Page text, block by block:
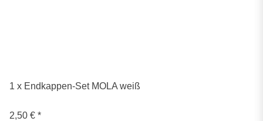
1 x Endkappen-Set MOLA weiß
2,50 € *